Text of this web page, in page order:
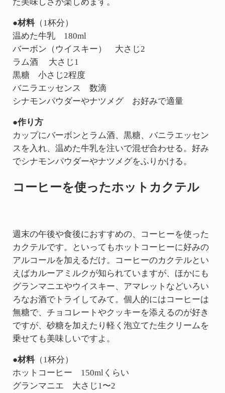
●材料（1杯分）
温めた牛乳 180ml
バーボン（ウイスキー） 大さじ2
ラム酒 大さじ1
黒糖 小さじ2程度
バニラエッセンス 数滴
シナモンパウダーやナツメグ お好みで適量
●作り方
カップにバーボンとラム酒、黒糖、バニラエッセン
スを入れ、温めた牛乳を注いで混ぜ合わせる。好み
でシナモンパウダーやナツメグをふりかける。
コーヒーを使ったホットカクテル
週末の午後や食後におすすめの、コーヒーを使った
カクテルです。といってもホットコーヒーに好みの
アルコールを加えるだけ。コーヒーのカクテルとい
えばカルーアミルクが知られていますが、ほかにも
グランマニエやウイスキー、アマレットなどいろい
ろなお酒でトライしてみて。個人的にはコーヒーは
無糖で、チョコレートやクッキーを添えるのが好き
ですが、砂糖を加えたり軽く泡立てた生クリームを
乗せても美味しいですよ。
●材料（1杯分）
ホットコーヒー 150mlくらい
グランマニエ 大さじ1〜2